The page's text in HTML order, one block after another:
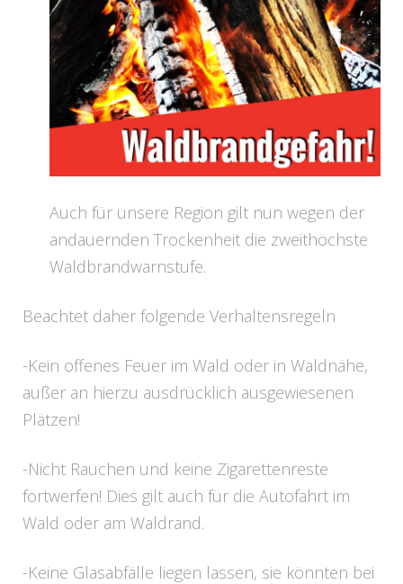
Auch für unsere Region gilt nun wegen der
andauernden Trockenheit die zweithöchste
Waldbrandwarnstufe.
Beachtet daher folgende Verhaltensregeln
-Kein offenes Feuer im Wald oder in Waldnähe,
außer an hierzu ausdrücklich ausgewiesenen
Plätzen!
-Nicht Rauchen und keine Zigarettenreste
fortwerfen! Dies gilt auch für die Autofahrt im
Wald oder am Waldrand.
-Keine Glasabfälle liegen lassen, sie könnten bei